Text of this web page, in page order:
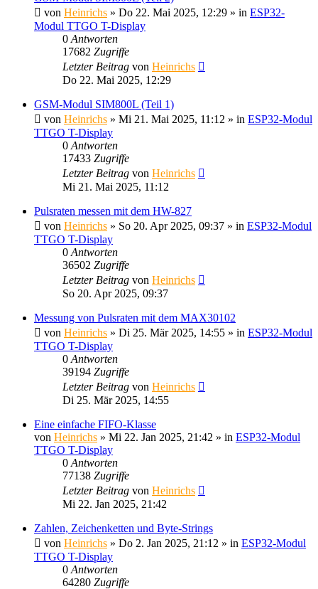
von Heinrichs » Do 22. Mai 2025, 12:29 » in ESP32-
Modul TTGO T-Display
0 Antworten
17682 Zugriffe
Letzter Beitrag von Heinrichs
Do 22. Mai 2025, 12:29
GSM-Modul SIM800L (Teil 1)
von Heinrichs » Mi 21. Mai 2025, 11:12 » in ESP32-Modul
TTGO T-Display
0 Antworten
17433 Zugriffe
Letzter Beitrag von Heinrichs
Mi 21. Mai 2025, 11:12
Pulsraten messen mit dem HW-827
von Heinrichs » So 20. Apr 2025, 09:37 » in ESP32-Modul
TTGO T-Display
0 Antworten
36502 Zugriffe
Letzter Beitrag von Heinrichs
So 20. Apr 2025, 09:37
Messung von Pulsraten mit dem MAX30102
von Heinrichs » Di 25. Mär 2025, 14:55 » in ESP32-Modul
TTGO T-Display
0 Antworten
39194 Zugriffe
Letzter Beitrag von Heinrichs
Di 25. Mär 2025, 14:55
Eine einfache FIFO-Klasse
von Heinrichs » Mi 22. Jan 2025, 21:42 » in ESP32-Modul
TTGO T-Display
0 Antworten
77138 Zugriffe
Letzter Beitrag von Heinrichs
Mi 22. Jan 2025, 21:42
Zahlen, Zeichenketten und Byte-Strings
von Heinrichs » Do 2. Jan 2025, 21:12 » in ESP32-Modul
TTGO T-Display
0 Antworten
64280 Zugriffe